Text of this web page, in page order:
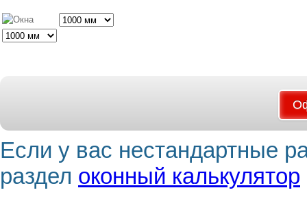
Если у вас нестандартные
раздел оконный калькулятор